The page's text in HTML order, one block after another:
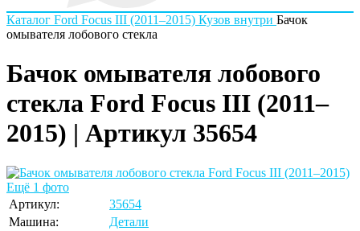
Каталог Ford Focus III (2011–2015) Кузов внутри Бачок
омывателя лобового стекла
Бачок омывателя лобового
стекла Ford Focus III (2011–
2015) | Артикул 35654
Ещё 1 фото
Артикул:
35654
Машина:
Детали